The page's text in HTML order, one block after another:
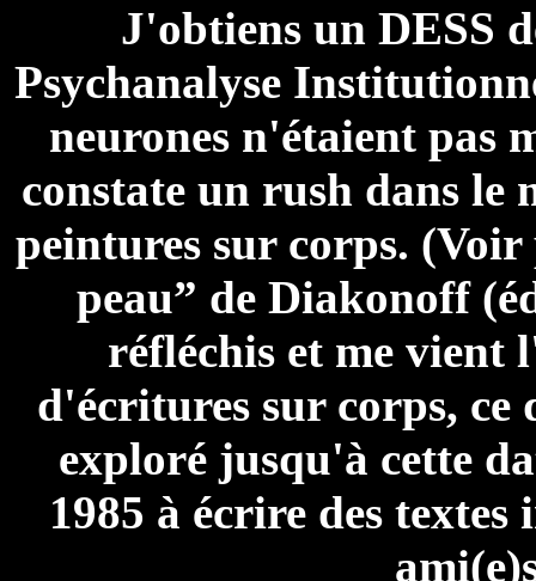
J'obtiens un DESS
Psychanalyse
neurones n'étaient pas
constate un rush dans
peintures sur corps.
peau” de Diakonoff
réfléchis et me vient
d'écritures sur corps,
exploré jusqu'à cette
1985 à écrire des textes